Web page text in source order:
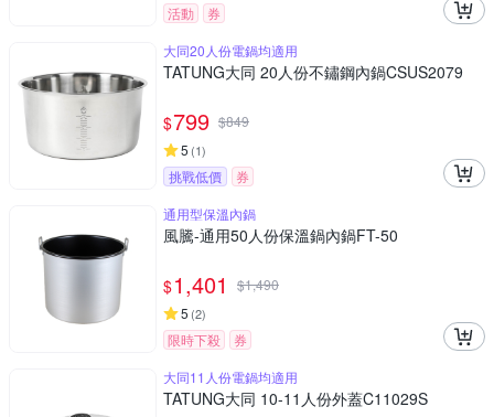
活動
券
大同20人份電鍋均適用
TATUNG大同 20人份不鏽鋼內鍋CSUS2079
$799 $849
5 (1)
挑戰低價
券
通用型保溫內鍋
風騰-通用50人份保溫鍋內鍋FT-50
$1,401 $1,490
5 (2)
限時下殺
券
大同11人份電鍋均適用
TATUNG大同 10-11人份外蓋C11029S